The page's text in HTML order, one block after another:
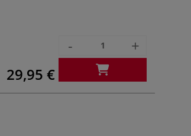
29,95 €
- +